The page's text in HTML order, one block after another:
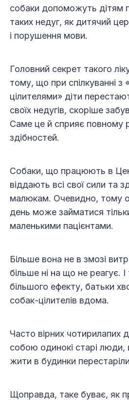
собаки допоможуть дітям
таких недуг, як дитячий
і порушення мови.
Головний секрет такого
тому, що при спілкуванні з
цілителями» діти
своїх недугів, скоріше
Саме це й сприяє повному
здібностей.
Собаки, що працюють в
віддають всі свої сили та
малюкам. Очевидно, тому
день може займатися
маленькими пацієнтами.
Більше вона не в змозі
більше ні на що не реагує.
більшого ефекту, батьки
собак-цілителів вдома.
Часто вірних чотирилапих
собою одинокі старі
жити в будинки
Щоправда, таке буває, як